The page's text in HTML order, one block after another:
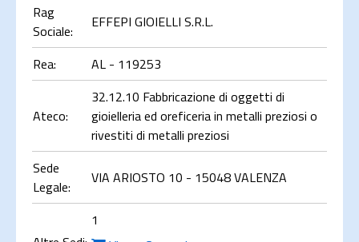
Rag
Sociale:
EFFEPI GIOIELLI S.R.L.
Rea: AL - 119253
Ateco:
32.12.10 Fabbricazione di oggetti di
gioielleria ed oreficeria in metalli preziosi o
rivestiti di metalli preziosi
Sede
Legale:
VIA ARIOSTO 10 - 15048 VALENZA
1